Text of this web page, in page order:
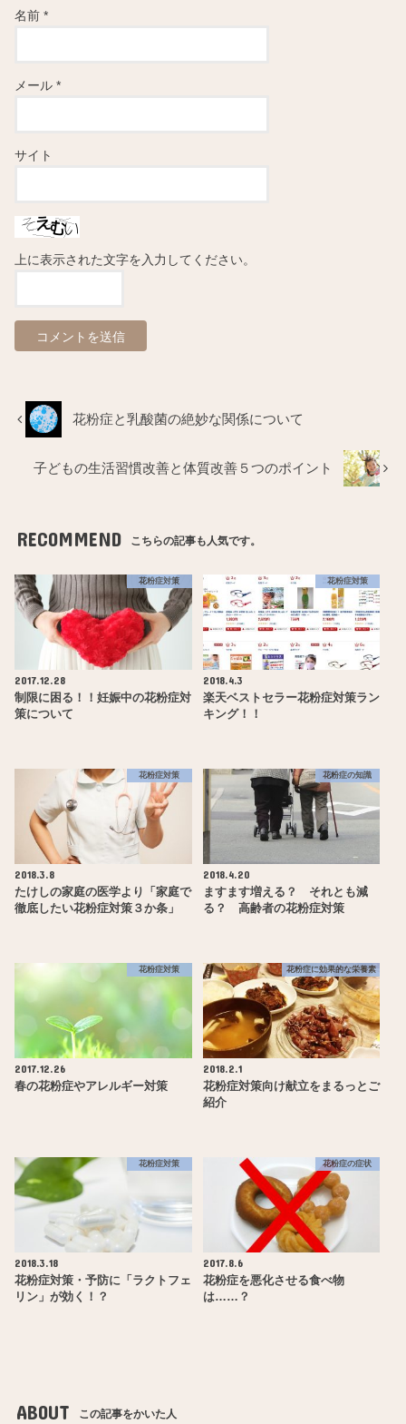
名前*
メール*
サイト
上に表示された文字を入力してください。
花粉症と乳酸菌の絶妙な関係について
子どもの生活習慣改善と体質改善５つのポイント
RECOMMEND こちらの記事も人気です。
花粉症対策
2017.12.28
制限に困る！！妊娠中の花粉症対
策について
花粉症対策
2018.4.3
楽天ベストセラー花粉症対策ラン
キング！！
花粉症対策
2018.3.8
たけしの家庭の医学より「家庭で
徹底したい花粉症対策３か条」
花粉症の知識
2018.4.20
ますます増える？ それとも減
る？ 高齢者の花粉症対策
花粉症対策
2017.12.26
春の花粉症やアレルギー対策
花粉症に効果的な栄養素
2018.2.1
花粉症対策向け献立をまるっとご
紹介
花粉症対策
2018.3.18
花粉症対策・予防に「ラクトフェ
リン」が効く！？
花粉症の症状
2017.8.6
花粉症を悪化させる食べ物
は……？
ABOUT この記事をかいた人